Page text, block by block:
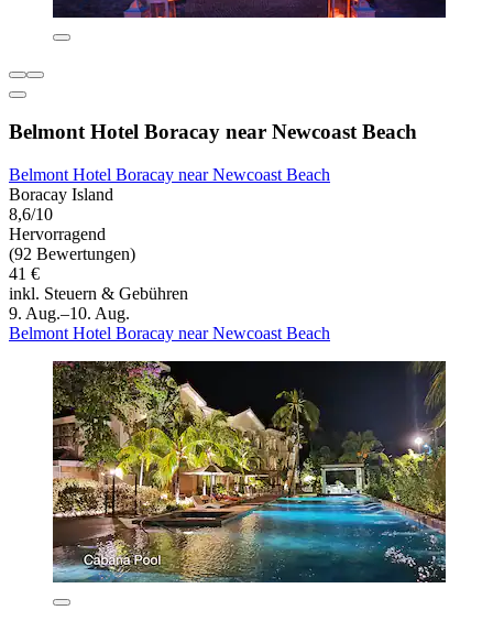
Belmont Hotel Boracay near Newcoast Beach
Belmont Hotel Boracay near Newcoast Beach
Boracay Island
8,6/10
Hervorragend
(92 Bewertungen)
41 €
inkl. Steuern & Gebühren
9. Aug.–10. Aug.
Belmont Hotel Boracay near Newcoast Beach